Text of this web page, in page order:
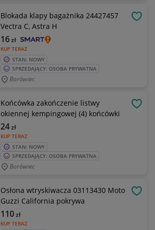
Blokada klapy bagażnika 24427457
Vectra C, Astra H
KUP TERAZ
16zł
STAN: NOWY
SPRZEDAJĄCY: OSOBA PRYWATNA
Borówiec
Końcówka zakończenie listwy
okiennej kempingowej (4) końcówki
KUP TERAZ
24zł
STAN: NOWY
SPRZEDAJĄCY: OSOBA PRYWATNA
Borówiec
Osłona wtryskiwacza 03113430 Moto
Guzzi California pokrywa
KUP TERAZ
110zł